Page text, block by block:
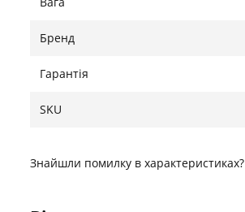
Бренд
Гарантія
SKU
Знайшли помилку в характеристиках?